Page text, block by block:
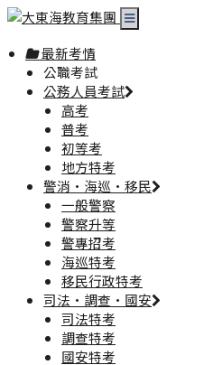
最新考情
公職考試
公務人員考試
高考
普考
初等考
地方特考
警消·海巡·移民
一般警察
警察升等
警專招考
海巡特考
移民行政特考
司法·調查·國安
司法特考
調查特考
國安特考